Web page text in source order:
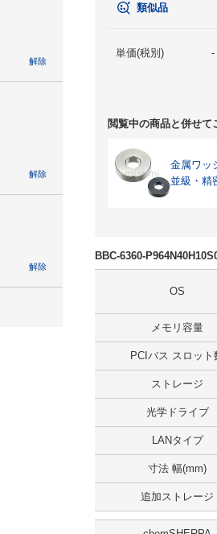
解除
解除
解除
類似品
単価(税別) -
閲覧中の商品と併せて
金属ワ
並級・精
BBC-6360-
OS
メモリ容量
PCIバス スロット
ストレージ
光学ドライブ
LANタイプ
寸法 幅(mm)
追加ストレージ